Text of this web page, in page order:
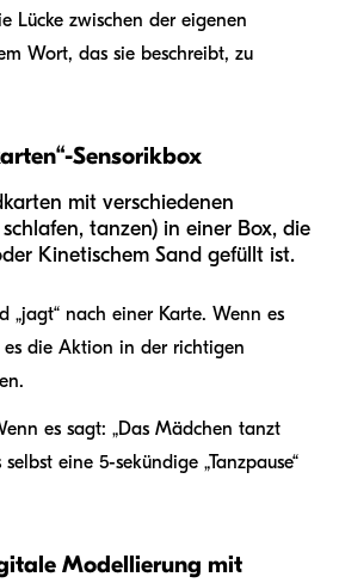
Lücke zwischen der eigenen
Wort, das sie beschreibt, zu
Sensorikbox
mit verschiedenen
tanzen) in einer Box, die
Kinetischem Sand gefüllt ist.
„jagt“ nach einer Karte. Wenn es
es die Aktion in der richtigen
es sagt: „Das Mädchen tanzt
eine 5-sekündige „Tanzpause“
Modellierung mit